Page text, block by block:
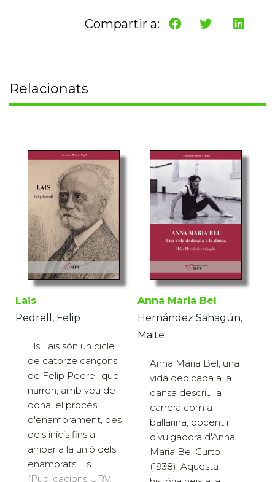
Compartir a:
Relacionats
Lais
Pedrell, Felip
Els Lais són un cicle
de catorze cançons
de Felip Pedrell que
narren, amb veu de
dona, el procés
d'enamorament, des
dels inicis fins a
arribar a la unió dels
enamorats. Es...
(Publicacions URV,
Anna Maria Bel
Hernández Sahagún,
Maite
Anna Maria Bel, una
vida dedicada a la
dansa descriu la
carrera com a
ballarina, docent i
divulgadora d'Anna
Maria Bel Curto
(1938). Aquesta